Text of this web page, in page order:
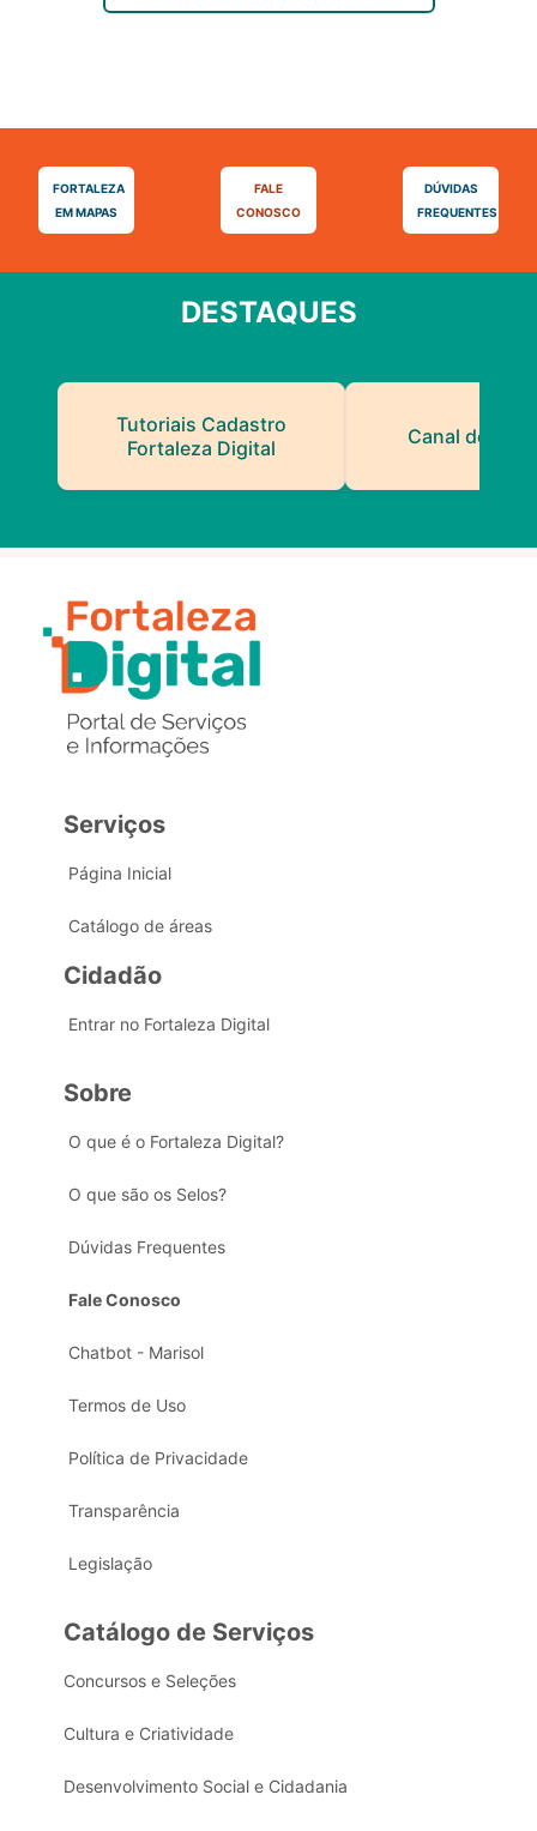
FORTALEZA
EM MAPAS
FALE
CONOSCO
DÚVIDAS
FREQUENTES
DESTAQUES
Tutoriais Cadastro
Fortaleza Digital
Canal do
Serviços
Página Inicial
Catálogo de áreas
Cidadão
Entrar no Fortaleza Digital
Sobre
O que é o Fortaleza Digital?
O que são os Selos?
Dúvidas Frequentes
Fale Conosco
Chatbot - Marisol
Termos de Uso
Política de Privacidade
Transparência
Legislação
Catálogo de Serviços
Concursos e Seleções
Cultura e Criatividade
Desenvolvimento Social e Cidadania